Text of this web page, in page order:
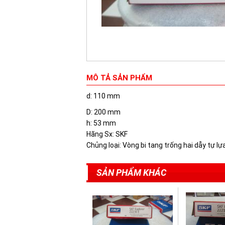
MÔ TẢ SẢN PHẨM
d: 110 mm
D: 200 mm
h: 53 mm
Hãng Sx: SKF
Chủng loại: Vòng bi tang trống hai dẫy tự
SẢN PHẨM KHÁC